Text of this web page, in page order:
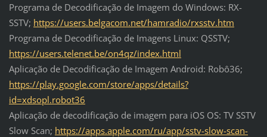
Programa de Decodificação de Imagem do Windows: RX-
SSTV; https://users.belgacom.net/hamradio/rxsstv.htm
Programa de Decodificação de Imagens Linux: QSSTV;
https://users.telenet.be/on4qz/index.html
Aplicação de Decodificação de Imagem Android: Robô36;
https://play.google.com/store/apps/details?
id=xdsopl.robot36
Aplicação de decodificação de imagem para iOS OS: TV SSTV
Slow Scan; https://apps.apple.com/ru/app/sstv-slow-scan-